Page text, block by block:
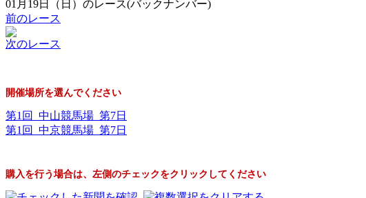
01月19日（日）のレース(バックナンバー)
前のレース
次のレース
開催場所を選んでください
第1回 中山競馬場 第7日
第1回 中京競馬場 第7日
購入を行う場合は、左側のチェックをクリックしてください